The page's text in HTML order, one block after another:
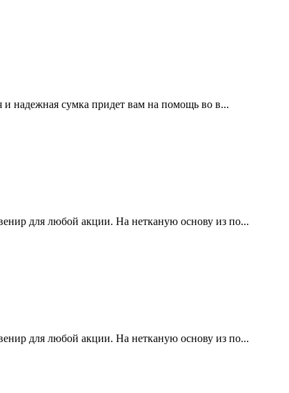
и надежная сумка придет вам на помощь во в...
для любой акции. На нетканую основу из по...
для любой акции. На нетканую основу из по...